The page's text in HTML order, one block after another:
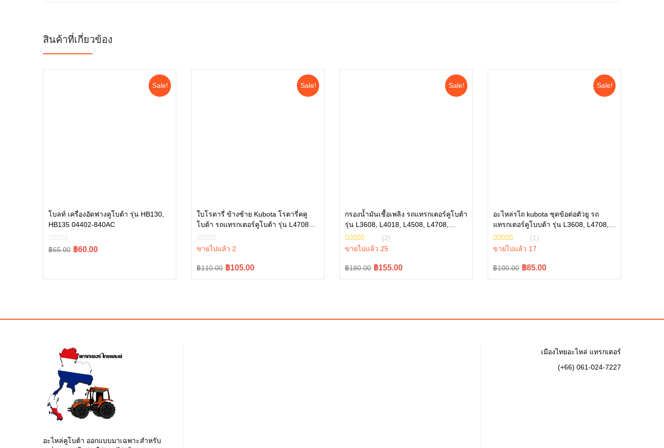
สินค้าที่เกี่ยวข้อง
Sale!
โบลท์ เครื่องอัดฟางคูโบต้า รุ่น HB130,
HB135 04402-840AC
฿65.00
Original฿60.00
Current
หยิบใส่ตะกร้า
Sale!
ใบโรตารี่ ข้างซ้าย Kubota โรตารี่คคู
โบต้า รถแทรกเตอร์คูโบต้า รุ่น L4708
L5018 W9518-54061
ขายไปแล้ว 2
฿110.00
Original ฿105.00
Current
หยิบใส่ตะกร้า
Sale!
กรองน้ำมันเชื้อเพลิง รถแทรกเตอร์คูโบต้า
รุ่น L3608, L4018, L4508, L4708,
L5018, M6040 W9501-21010B
(2)
ขายไปแล้ว 25
฿180.00
Original ฿155.00
Current
หยิบใส่ตะกร้า
Sale!
อะไหล่รไถ kubota ชุดข้อต่อตัวยู รถ
แทรกเตอร์คูโบบต้า รุ่น L3608, L4708,
L3445-10001(1)
ขายไปแล้ว 17
฿100.00
Original ฿85.00
Current
หยิบใส่ตะกร้า
อะไหล่คูโบต้า ออกแบบมาเฉพาะสำหรับ
เมืองไทยอะไหล่ แทรกเตอร์
(+66) 061-024-7227